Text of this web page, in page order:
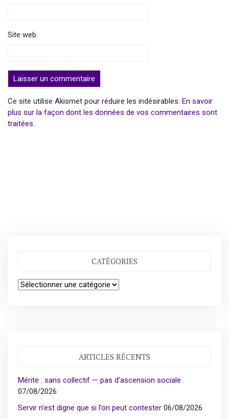
Site web
Ce site utilise Akismet pour réduire les indésirables. En savoir
plus sur la façon dont les données de vos commentaires sont
traitées.
CATÉGORIES
Catégories
ARTICLES RÉCENTS
Mérite : sans collectif — pas d’ascension sociale
07/08/2026
Servir n’est digne que si l’on peut contester 06/08/2026